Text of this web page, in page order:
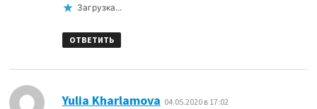
Загрузка...
ОТВЕТИТЬ
Yulia Kharlamova 04.05.2020 в 17:02